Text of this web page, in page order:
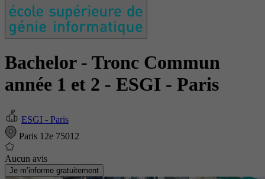
Bachelor - Tronc Commun
année 1 et 2 - ESGI - Paris
ESGI - Paris
Paris 12e 75012
Aucun avis
Je m’informe gratuitement